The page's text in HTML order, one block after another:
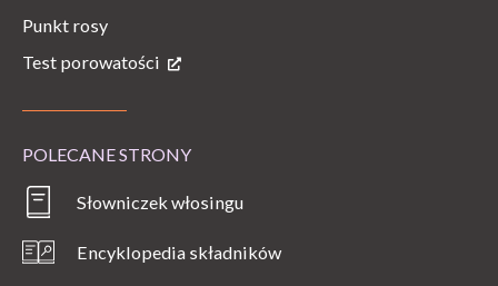
Punkt rosy
Test porowatości
POLECANE STRONY
Słowniczek włosingu
Encyklopedia składników